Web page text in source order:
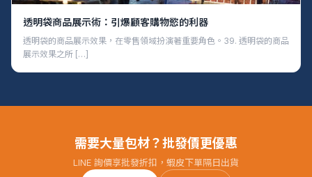
透明袋商品展示術：引爆顧客購物慾的利器
透明袋的商品展示效果，在零售領域扮演著重要角色。39. 透明袋的商品
展示效果之所 […]
需要大量包材？批發價更優惠
LINE 詢價享批發折扣，蝦皮下單隔日出貨